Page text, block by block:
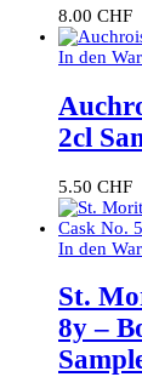
8.00 CHF
In den
2cl
5.50 CHF
In den
St.
8y –